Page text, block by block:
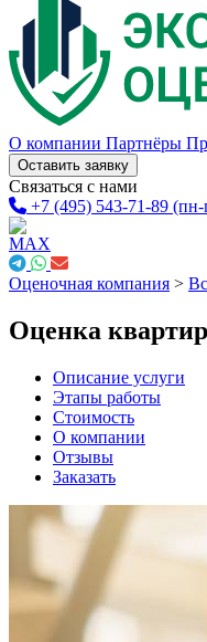
О компании Партнёры
Оставить заявку
Связаться с нами
+7 (495) 543-71-89 (пн-
Оценочная компания >
Оценка
Описание услуги
Этапы работы
Стоимость
О компании
Отзывы
Заказать